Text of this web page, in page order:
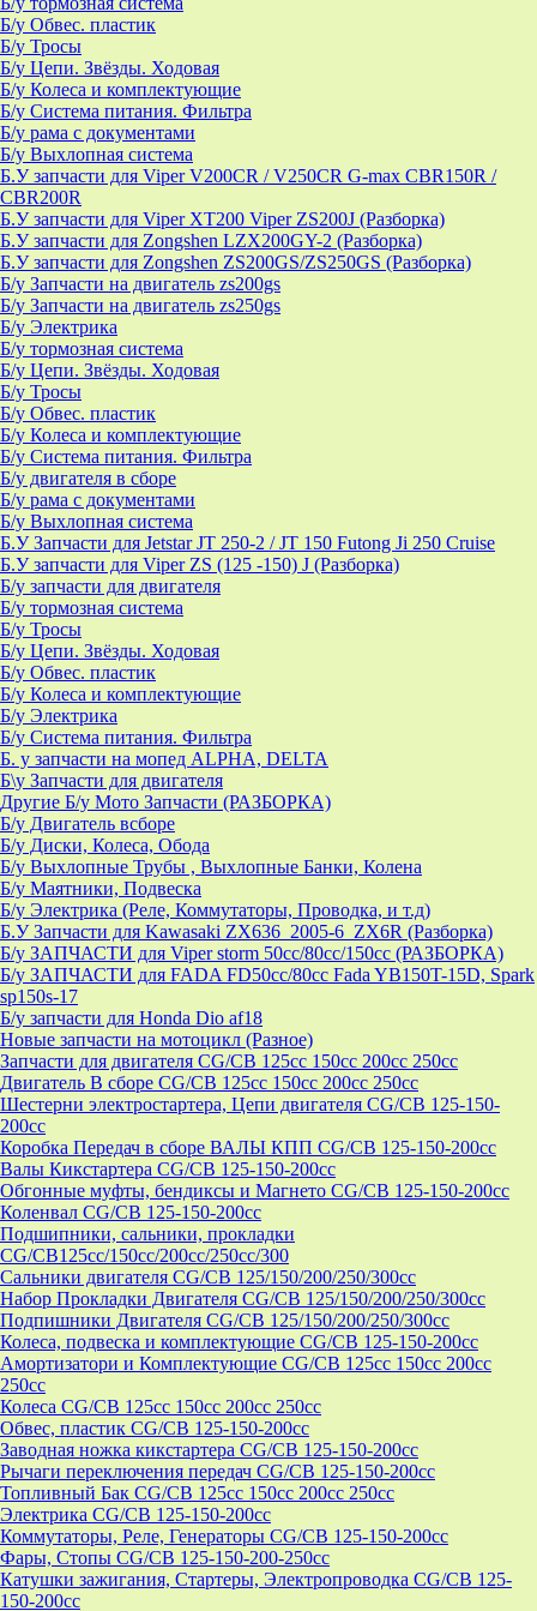
Б/у Обвес. пластик
Б/у Тросы
Б/у Цепи. Звёзды. Ходовая
Б/у Колеса и комплектующие
Б/у Система питания. Фильтра
Б/у рама с документами
Б/у Выхлопная система
Б.У запчасти для Viper V200CR / V250CR G-max CBR150R /
CBR200R
Б.У запчасти для Viper XT200 Viper ZS200J (Разборка)
Б.У запчасти для Zongshen LZX200GY-2 (Разборка)
Б.У запчасти для Zongshen ZS200GS/ZS250GS (Разборка)
Б/у Запчасти на двигатель zs200gs
Б/у Запчасти на двигатель zs250gs
Б/у Электрика
Б/у тормозная система
Б/у Цепи. Звёзды. Ходовая
Б/у Тросы
Б/у Обвес. пластик
Б/у Колеса и комплектующие
Б/у Система питания. Фильтра
Б/у двигателя в сборе
Б/у рама с документами
Б/у Выхлопная система
Б.У Запчасти для Jetstar JT 250-2 / JT 150 Futong Ji 250 Cruise
Б.У запчасти для Viper ZS (125 -150) J (Разборка)
Б/у запчасти для двигателя
Б/у тормозная система
Б/у Тросы
Б/у Цепи. Звёзды. Ходовая
Б/у Обвес. пластик
Б/у Колеса и комплектующие
Б/у Электрика
Б/у Система питания. Фильтра
Б. у запчасти на мопед ALPHA, DELTA
Б\у Запчасти для двигателя
Другие Б/у Мото Запчасти (РАЗБОРКА)
Б/у Двигатель всборе
Б/у Диски, Колеса, Обода
Б/у Выхлопные Трубы , Выхлопные Банки, Колена
Б/у Маятники, Подвеска
Б/у Электрика (Реле, Коммутаторы, Проводка, и т.д)
Б.У Запчасти для Kawasaki ZX636_2005-6_ZX6R (Разборка)
Б/у ЗАПЧАСТИ для Viper storm 50cc/80cc/150cc (РАЗБОРКА)
Б/у ЗАПЧАСТИ для FADA FD50cc/80cc Fada YB150T-15D, Spark
sp150s-17
Б/у запчасти для Honda Dio af18
Новые запчасти на мотоцикл (Разное)
Запчасти для двигателя CG/CB 125cc 150cc 200cc 250cc
Двигатель В сборе CG/CB 125cc 150cc 200cc 250cc
Шестерни электростартера, Цепи двигателя CG/CB 125-150-
200cc
Коробка Передач в сборе ВАЛЫ КПП CG/CB 125-150-200cc
Валы Кикстартера CG/CB 125-150-200cc
Обгонные муфты, бендиксы и Магнето CG/CB 125-150-200cc
Коленвал CG/CB 125-150-200cc
Подшипники, сальники, прокладки
CG/CB125сс/150cc/200cc/250cc/300
Сальники двигателя CG/CB 125/150/200/250/300cc
Набор Прокладки Двигателя CG/CB 125/150/200/250/300cc
Подпишники Двигателя CG/CB 125/150/200/250/300cc
Колеса, подвеска и комплектующие CG/CB 125-150-200cc
Амортизатори и Комплектующие CG/CB 125cc 150cc 200cc
250cc
Колеса CG/CB 125cc 150cc 200cc 250cc
Обвес, пластик CG/CB 125-150-200cc
Заводная ножка кикстартера CG/CB 125-150-200cc
Рычаги переключения передач CG/CB 125-150-200cc
Топливный Бак CG/CB 125cc 150cc 200cc 250cc
Электрика CG/CB 125-150-200cc
Коммутаторы, Реле, Генераторы CG/CB 125-150-200cc
Фары, Стопы CG/CB 125-150-200-250cc
Катушки зажигания, Стартеры, Электропроводка CG/CB 125-
150-200cc